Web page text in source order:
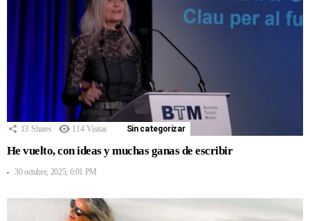
13 Shares 114 Visitas Sin categorizar
He vuelto, con ideas y muchas ganas de escribir
30 octubre, 2025, 6:01 PM